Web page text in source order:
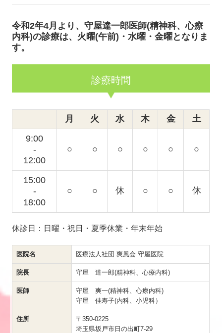
令和2年4月より、守屋達一郎医師(精神科、心療
内科)の診療は、火曜(午前)・水曜・金曜となりま
す。
診療時間
月 火 水 木 金
土
9:00
-
12:00
○ ○ ○ ○ ○ ○
15:00
-
18:00
○ ○ 休 ○ ○ 休
休診日：日曜・祝日・夏季休業・年末年始
医院名 医療法人社団 爽風会 守屋医院
院長 守屋 達一郎(精神科、心療内科)
医師
守屋 爽一(精神科、心療内科)
守屋 佳寿子(内科、小児科）
住所
〒350-0225
埼玉県坂戸市日の出町7-29